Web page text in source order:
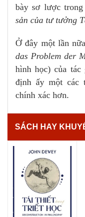
bày sơ lược trong
sản của tư tưởng
Ở đây một lần
das Problem der
hình học) của
định ấy một các
chính xác hơn.
SÁCH HAY